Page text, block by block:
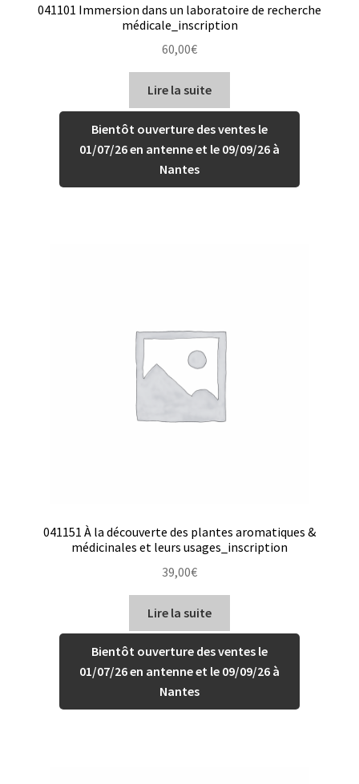
041101 Immersion dans un laboratoire de recherche
médicale_inscription
60,00€
Lire la suite
Bientôt ouverture des ventes le
01/07/26 en antenne et le 09/09/26 à
Nantes
041151 À la découverte des plantes aromatiques &
médicinales et leurs usages_inscription
39,00€
Lire la suite
Bientôt ouverture des ventes le
01/07/26 en antenne et le 09/09/26 à
Nantes